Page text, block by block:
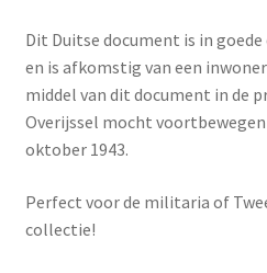
Dit Duitse document is in
en is afkomstig van een
middel van dit document in de
Overijssel mocht
oktober 1943.
Perfect voor de militaria of
collectie!